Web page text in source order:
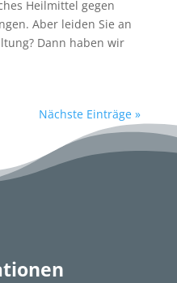
Heilmittel gegen
Aber leiden Sie an
Dann haben wir
Nächste Einträge »